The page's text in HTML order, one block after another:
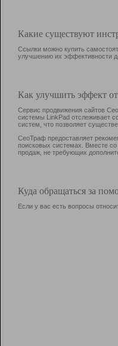
Какие существуют
Ссылки можно купить
улучшению их эффективности
Как улучшить эффект
Сервис продвижения сайтов
системы LinkPad отслеживает
систем, что позволяет
СеоТраф предоставляет
поисковых системах. Вместе
продаж, не требующих
Куда обращаться за
Если у вас есть вопросы